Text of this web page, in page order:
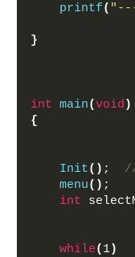
printf(
}
int main(void )
{
Init() ;
menu() ;
int
while( 1)